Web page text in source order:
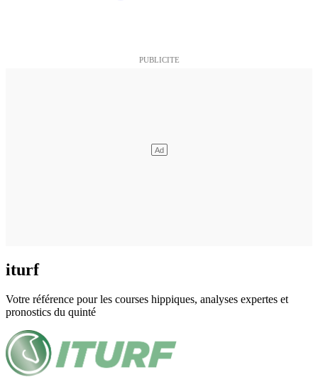
iturf
Votre référence pour les courses hippiques, analyses expertes et
pronostics du quinté